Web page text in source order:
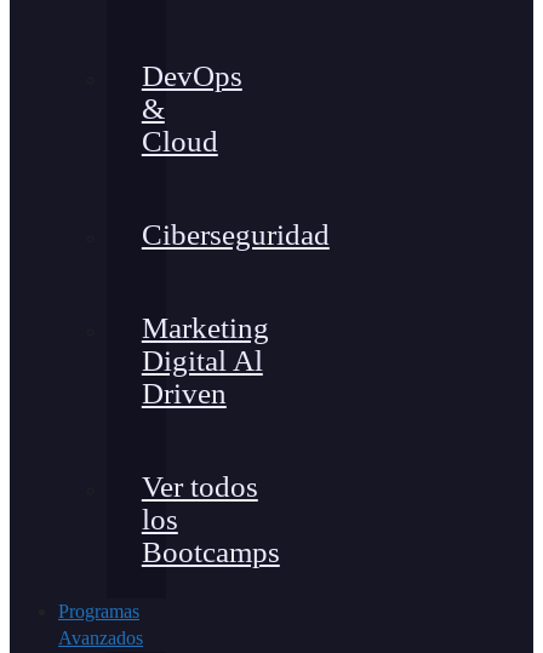
DevOps
&
Cloud
Ciberseguridad
Marketing
Digital Al
Driven
Ver todos
los
Bootcamps
Programas
Avanzados